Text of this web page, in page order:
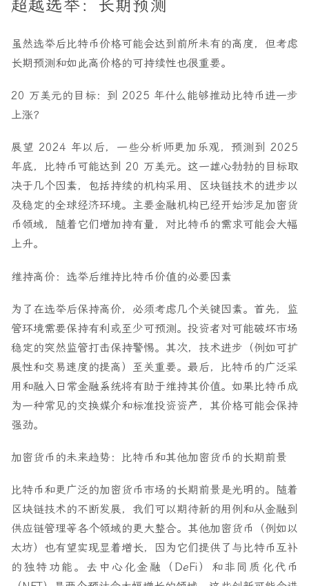
超越选举：长期预测
虽然选举后比特币价格可能会达到前所未有的高度，但考虑
长期预测和如此高价格的可持续性也很重要。
20 万美元的目标：到 2025 年什么能够推动比特币进一步
上涨？
展望 2024 年以后，一些分析师更加乐观，预测到 2025
年底，比特币可能达到 20 万美元。这一雄心勃勃的目标取
决于几个因素，包括持续的机构采用、区块链技术的进步以
及稳定的全球经济环境。主要金融机构已经开始涉足加密货
币领域，随着它们增加持有量，对比特币的需求可能会大幅
上升。
维持高价：选举后维持比特币价值的必要因素
为了在选举后保持高价，必须考虑几个关键因素。首先，监
管环境需要保持有利或至少可预测。投资者对可能破坏市场
稳定的突然监管打击保持警惕。其次，技术进步（例如可扩
展性和交易速度的提高）至关重要。最后，比特币的广泛采
用和融入日常金融系统将有助于维持其价值。如果比特币成
为一种常见的交换媒介和标准投资资产，其价格可能会保持
强劲。
加密货币的未来趋势：比特币和其他加密货币的长期前景
比特币和更广泛的加密货币市场的长期前景是光明的。随着
区块链技术的不断发展，我们可以期待新的用例和从金融到
供应链管理等各个领域的更大整合。其他加密货币（例如以
太坊）也有望实现显着增长，因为它们提供了与比特币互补
的独特功能。去中心化金融（DeFi）和非同质化代币